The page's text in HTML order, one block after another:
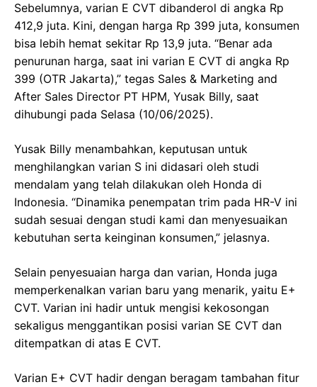
Sebelumnya, varian E CVT dibanderol di angka Rp
412,9 juta. Kini, dengan harga Rp 399 juta, konsumen
bisa lebih hemat sekitar Rp 13,9 juta. “Benar ada
penurunan harga, saat ini varian E CVT di angka Rp
399 (OTR Jakarta),” tegas Sales & Marketing and
After Sales Director PT HPM, Yusak Billy, saat
dihubungi pada Selasa (10/06/2025).
Yusak Billy menambahkan, keputusan untuk
menghilangkan varian S ini didasari oleh studi
mendalam yang telah dilakukan oleh Honda di
Indonesia. “Dinamika penempatan trim pada HR-V ini
sudah sesuai dengan studi kami dan menyesuaikan
kebutuhan serta keinginan konsumen,” jelasnya.
Selain penyesuaian harga dan varian, Honda juga
memperkenalkan varian baru yang menarik, yaitu E+
CVT. Varian ini hadir untuk mengisi kekosongan
sekaligus menggantikan posisi varian SE CVT dan
ditempatkan di atas E CVT.
Varian E+ CVT hadir dengan beragam tambahan fitur